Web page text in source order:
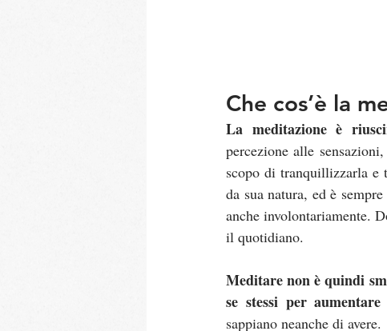
Che cos’è la
La meditazione è
percezione alle
scopo di tranquillizzarla e
da sua natura, ed è
anche involontariamente.
il quotidiano.
Meditare non è quindi
se stessi per
sappiano neanche di avere.